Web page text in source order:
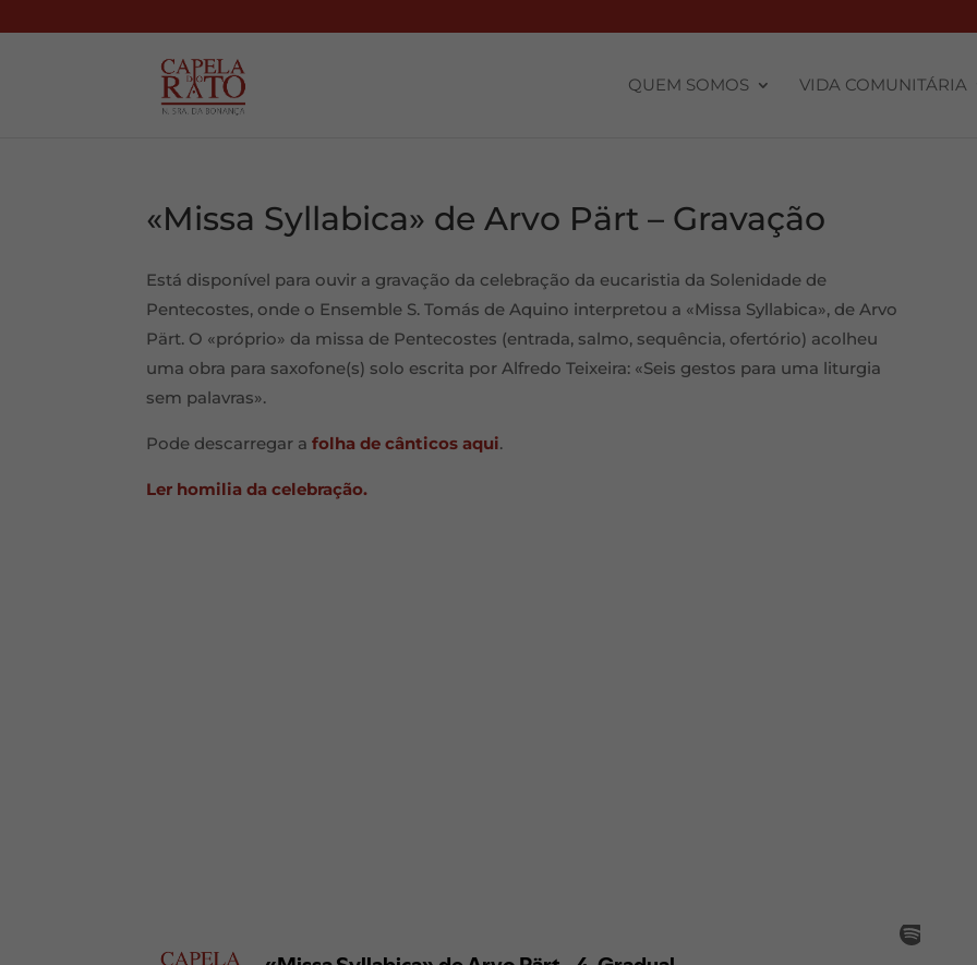
QUEM SOMOS VIDA COMUNITÁRIA
«Missa Syllabica» de Arvo Pärt – Gravação
Está disponível para ouvir a gravação da celebração da eucaristia da Solenidade de
Pentecostes, onde o Ensemble S. Tomás de Aquino interpretou a «Missa Syllabica», de Arvo
Pärt. O «próprio» da missa de Pentecostes (entrada, salmo, sequência, ofertório) acolheu
uma obra para saxofone(s) solo escrita por Alfredo Teixeira: «Seis gestos para uma liturgia
sem palavras».
Pode descarregar afolha de cânticos aqui.
Ler homilia da celebração.